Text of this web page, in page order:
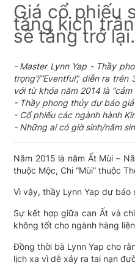
Giá cổ phiếu
tăng kịch
sẽ tăng trở
- Master Lynn Yap - Thầy
trọng”/”Eventful”, diễn ra
với từ khóa năm 2014 là “cảm
- Thầy phong thủy dự báo
- Cổ phiếu các ngành hành
- Những ai có giờ sinh/năm
Năm 2015 là năm Ất Mùi –
thuộc Mộc, Chi “Mùi” thuộc
Vì vậy, thầy Lynn Yap dự
Sự kết hợp giữa can Ất và
không tốt cho ngành hàng
Đồng thời bà Lynn Yap cho
lịch xa vì dễ xảy ra tai nạn